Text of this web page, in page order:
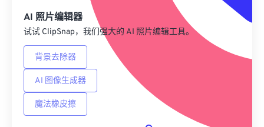
从 OneDrive
来自网址
AI 照片编辑器
试试 ClipSnap，我们强大的 AI 照片编辑工具。
背景去除器
AI 图像生成器
魔法橡皮擦